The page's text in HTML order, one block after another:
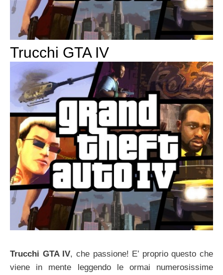
Trucchi GTA IV
Trucchi GTA IV, che passione! E’ proprio questo che
viene in mente leggendo le ormai numerosissime